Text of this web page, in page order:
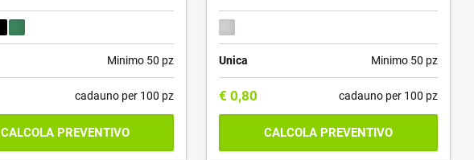
Minimo 50 pz
cadauno per 100 pz
CALCOLA PREVENTIVO
Unica Minimo 50 pz
€ 0,80 cadauno per 100 pz
CALCOLA PREVENTIVO